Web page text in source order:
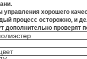
хорошего
процесс осторожно, и
дополнительно проверят